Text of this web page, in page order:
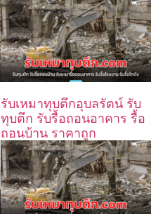
รับเหมาทุบตึกอุบลรัตน์ รับ
ทุบตึก รับรื้อถอนอาคาร รื้อ
ถอนบ้าน ราคาถูก